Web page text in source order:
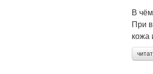
В
При
кожа